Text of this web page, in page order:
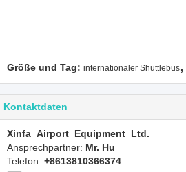
Größe und Tag: internationaler Shuttlebus,
Kontaktdaten
Xinfa Airport Equipment Ltd.
Ansprechpartner: Mr. Hu
Telefon: +8613810366374